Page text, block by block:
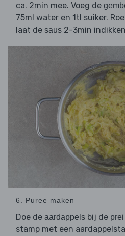
ca. 2min mee. Voeg de
75ml water en 1tl suiker.
laat de saus 2-3min
6. Puree maken
Doe de aardappels bij de prei
stamp met een